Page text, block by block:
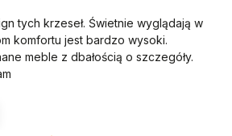
tych krzeseł. Świetnie wyglądają w
komfortu jest bardzo wysoki.
meble z dbałością o szczegóły.